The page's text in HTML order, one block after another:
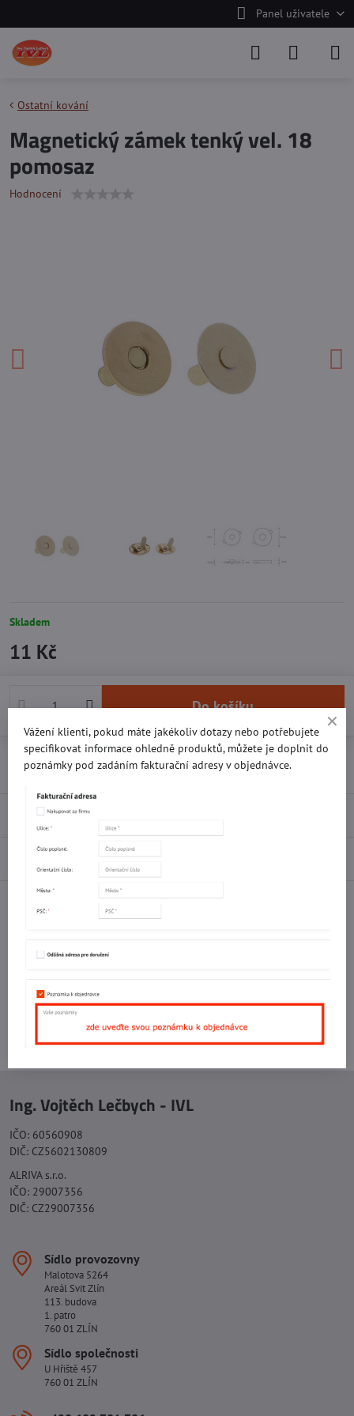
Panel uživatele
Ostatní kování
Magnetický zámek tenký vel. 18
pomosaz
Hodnocení
Skladem
11 Kč
Do košíku
Přidat k Oblíbeným Doručení
Recenze 0
FacebookTwitterBlueskyPinterest
Potřebujete poradit s objednávkou?
+420 577 523 563
Ing. Vojtěch Lečbych - IVL
IČO: 60560908
DIČ: CZ5602130809
ALRIVA s.r.o.
IČO: 29007356
DIČ: CZ29007356
Sídlo provozovny
Malotova 5264
Areál Svit Zlín
113. budova
1. patro
760 01 ZLÍN
Sídlo společnosti
U Hřiště 457
760 01 ZLÍN
Vážení klienti, pokud máte jakékoliv dotazy nebo potřebujete
specifikovat informace ohledně produktů, můžete je doplnit do
poznámky pod zadáním fakturační adresy v objednávce.